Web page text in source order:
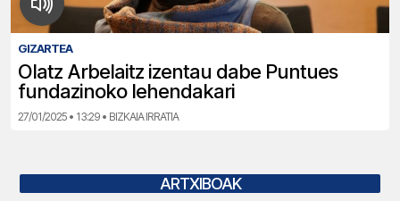
GIZARTEA
Olatz Arbelaitz izentau dabe Puntues
fundazinoko lehendakari
27/01/2025 • 13:29 • BIZKAIA IRRATIA
ARTXIBOAK